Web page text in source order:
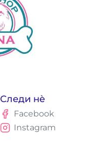
Следи нè
Facebook
Instagram